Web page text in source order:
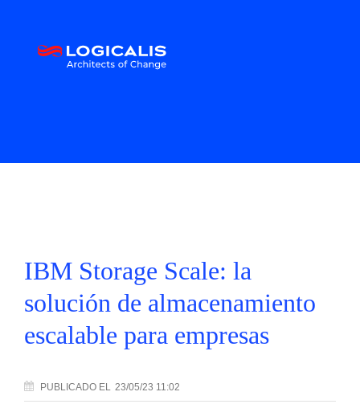
IBM Storage Scale: la
solución de almacenamiento
escalable para empresas
PUBLICADO EL 23/05/23 11:02